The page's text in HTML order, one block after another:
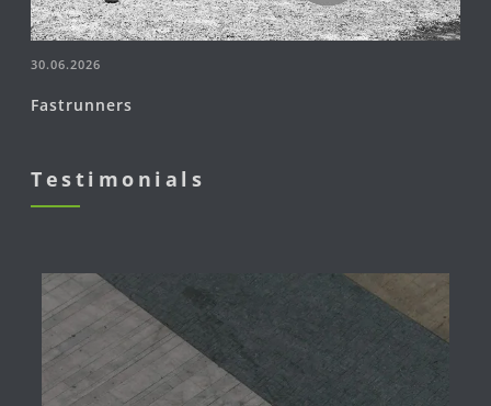
30.06.2026
Fastrunners
Testimonials